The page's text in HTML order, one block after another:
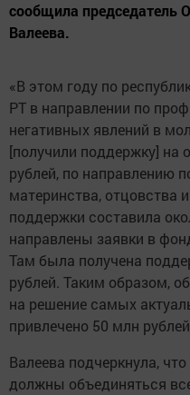
сообщила председатель
Валеева.
«В этом году по
РТ в направлении по
негативных явлений в
[получили поддержку]
рублей, по направлению
материнства, отцовства
поддержки составила
направлены заявки в
Там была получена
рублей. Таким образом,
на решение самых
привлечено 50 млн
Валеева подчеркнула,
должны объединяться